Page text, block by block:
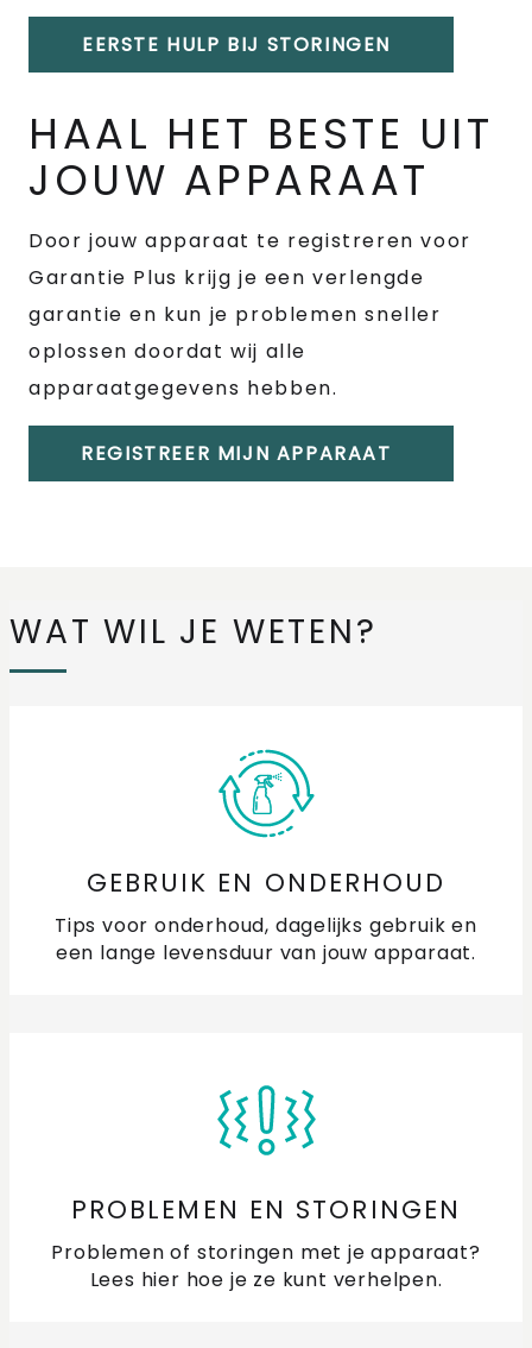
EERSTE HULP BIJ STORINGEN
HAAL HET BESTE UIT
JOUW APPARAAT
Door jouw apparaat te registreren voor
Garantie Plus krijg je een verlengde
garantie en kun je problemen sneller
oplossen doordat wij alle
apparaatgegevens hebben.
REGISTREER MIJN APPARAAT
WAT WIL JE WETEN?
GEBRUIK EN ONDERHOUD
Tips voor onderhoud, dagelijks gebruik en
een lange levensduur van jouw apparaat.
PROBLEMEN EN STORINGEN
Problemen of storingen met je apparaat?
Lees hier hoe je ze kunt verhelpen.